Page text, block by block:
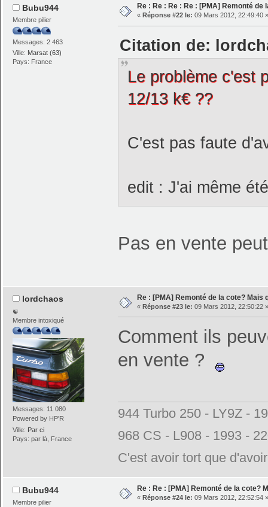
Bubu944
Membre pilier
Messages: 2 463
Ville: Marsat (63)
Pays: France
Re : Re : Re : Re : [PMA] Remonté de
« Réponse #22 le: 09 Mars 2012, 22:49:40 »
Citation de:
Le problème c'est
12/13 k€ ??
C'est pas faute
edit : J'ai même
Pas en vente
lordchaos
☯
Membre intoxiqué
Messages: 11 080
Powered by HP'R
Ville: Par ci
Pays: par là, France
Re : [PMA] Remonté de la cote? Mais
« Réponse #23 le: 09 Mars 2012, 22:50:22 »
Comment ils
en vente ?
944 Turbo 250 - LY9Z -
968 CS - L908 - 1993 -
C'est avoir tort que
Bubu944
Membre pilier
Re : Re : [PMA] Remonté de la cote?
« Réponse #24 le: 09 Mars 2012, 22:52:54 »